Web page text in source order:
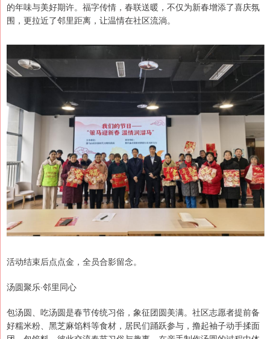
的年味与美好期许。福字传情，春联送暖，不仅为新春增添了喜庆氛
围，更拉近了邻里距离，让温情在社区流淌。
活动结束后点点金，全员合影留念。
汤圆聚乐·邻里同心
包汤圆、吃汤圆是春节传统习俗，象征团圆美满。社区志愿者提前备
好糯米粉、黑芝麻馅料等食材，居民们踊跃参与，撸起袖子动手揉面